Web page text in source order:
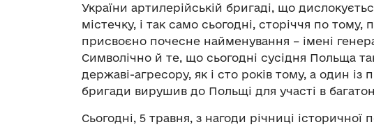
України артилерійській бригаді, що
містечку, і так само сьогодні, сторіччя по тому,
присвоєно почесне найменування – імені
Символічно й те, що сьогодні сусідня Польща
державі-агресору, як і сто років тому, а один із
бригади вирушив до Польщі для участі в
Сьогодні, 5 травня, з нагоди річниці історичної